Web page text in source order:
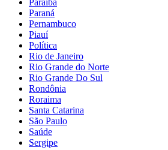
Paraíba
Paraná
Pernambuco
Piauí
Política
Rio de Janeiro
Rio Grande do Norte
Rio Grande Do Sul
Rondônia
Roraima
Santa Catarina
São Paulo
Saúde
Sergipe